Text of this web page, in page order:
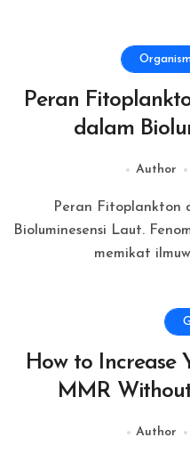
Peran
dalam
Author
Peran Fitoplankton dan Zooplankton dalam
Bioluminesensi Laut.
memikat
How to Increase
MMR
Author